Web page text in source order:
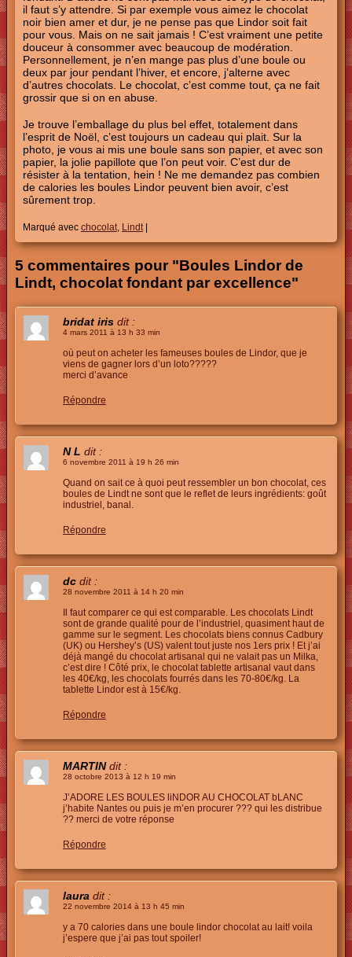
il faut s’y attendre. Si par exemple vous aimez le chocolat
noir bien amer et dur, je ne pense pas que Lindor soit fait
pour vous. Mais on ne sait jamais ! C’est vraiment une petite
douceur à consommer avec beaucoup de modération.
Personnellement, je n’en mange pas plus d’une boule ou
deux par jour pendant l’hiver, et encore, j’alterne avec
d’autres chocolats. Le chocolat, c’est comme tout, ça ne fait
grossir que si on en abuse.
Je trouve l’emballage du plus bel effet, totalement dans
l’esprit de Noël, c’est toujours un cadeau qui plait. Sur la
photo, je vous ai mis une boule sans son papier, et avec son
papier, la jolie papillote que l’on peut voir. C’est dur de
résister à la tentation, hein ! Ne me demandez pas combien
de calories les boules Lindor peuvent bien avoir, c’est
sûrement trop.
Marqué avec chocolat, Lindt
5 commentaires pour "Boules Lindor de
Lindt, chocolat fondant par excellence"
bridat iris dit :
4 mars 2011 à 13 h 33 min
où peut on acheter les fameuses boules de Lindor, que je
viens de gagner lors d’un loto?????
merci d’avance
Répondre
N L dit :
6 novembre 2011 à 19 h 26 min
Quand on sait ce à quoi peut ressembler un bon chocolat, ces
boules de Lindt ne sont que le reflet de leurs ingrédients: goût
industriel, banal.
Répondre
dc dit :
28 novembre 2011 à 14 h 20 min
Il faut comparer ce qui est comparable. Les chocolats Lindt
sont de grande qualité pour de l’industriel, quasiment haut de
gamme sur le segment. Les chocolats biens connus Cadbury
(UK) ou Hershey’s (US) valent tout juste nos 1ers prix ! Et j’ai
déjà mangé du chocolat artisanal qui ne valait pas un Milka,
c’est dire ! Côté prix, le chocolat tablette artisanal vaut dans
les 40€/kg, les chocolats fourrés dans les 70-80€/kg. La
tablette Lindor est à 15€/kg.
Répondre
MARTIN dit :
28 octobre 2013 à 12 h 19 min
J’ADORE LES BOULES liNDOR AU CHOCOLAT bLANC
j’habite Nantes ou puis je m’en procurer ??? qui les distribue
?? merci de votre réponse
Répondre
laura dit :
22 novembre 2014 à 13 h 45 min
y a 70 calories dans une boule lindor chocolat au lait! voila
j’espere que j’ai pas tout spoiler!